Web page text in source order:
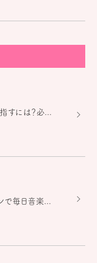
すには？必...
で毎日音楽...